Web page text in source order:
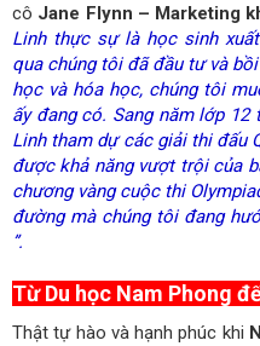
cô Jane Flynn – Marketing
Linh thực sự là học sinh
qua chúng tôi đã đầu tư và
học và hóa học, chúng tôi
ấy đang có. Sang năm lớp
Linh tham dự các giải thi đấu
được khả năng vượt trội của
chương vàng cuộc thi
đường mà chúng tôi đang
”.
Từ Du học Nam Phong
Thật tự hào và hạnh phúc khi